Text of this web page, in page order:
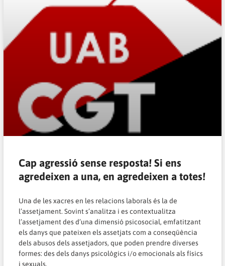
Cap agressió sense resposta! Si ens
agredeixen a una, en agredeixen a totes!
Una de les xacres en les relacions laborals és la de
l’assetjament. Sovint s’analitza i es contextualitza
l’assetjament des d’una dimensió psicosocial, emfatitzant
els danys que pateixen els assetjats com a conseqüència
dels abusos dels assetjadors, que poden prendre diverses
formes: des dels danys psicològics i/o emocionals als físics
i sexuals.